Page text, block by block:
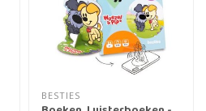
BESTIES